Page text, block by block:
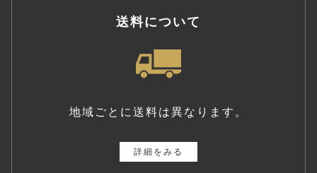
送料について
地域ごとに送料は異なります。
詳細をみる